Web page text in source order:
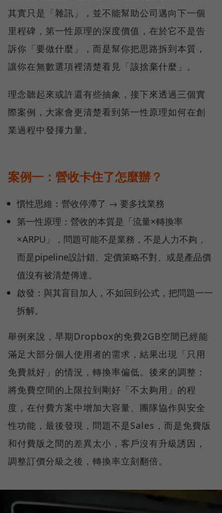
其實只是「雜訊」，並不能幫助公司邁向下一個
里程碑，第一性原理的深度價值，在於它不是告
訴你「要做什麼」，而是幫你把思路拆到本質，
讓你在無數選項裡清楚看見「該捨棄什麼」。
理念聽起來或許還有些抽象，接下來透過三個實
際案例，大家會更清楚看到第一性原理如何在創
業過程中發揮力量。
案例一：營收卡住了怎麼辦？
慣性思維：營收停滯了 → 要多找業務
第一性原理：營收的本質是「流量×轉換率
×ARPU」，問題可能不是業務，不是人力不夠，
而是pipeline設計錯、定價策略不對、或是產品價
值沒有被清楚傳達。
啟發：與其盲目加人，不如回到公式，把問題一一
拆解。
舉例來說，早期Dropbox的免費2GB空間已經能
滿足大部分個人使用者的需求，結果出現「只用
免費就好」的情況，轉換率偏低。後來的調整：
將免費空間的上限拉到剛好「不太夠用」的程
度，在付費方案中增加大容量、團隊協作與安全
性功能，最後發現，問題不是Sales，而是免費版
和付費版之間的差異太小，客戶沒有升級誘因，
調整訂價分級之後，轉換率立刻翻倍。